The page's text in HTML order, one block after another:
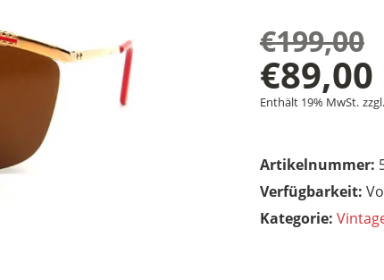
€199,00
Preis
war:
€89,00
Preis
ist:
€89,00.
Enthält 19% MwSt. zzgl.
Artikelnummer:
Kategorie: